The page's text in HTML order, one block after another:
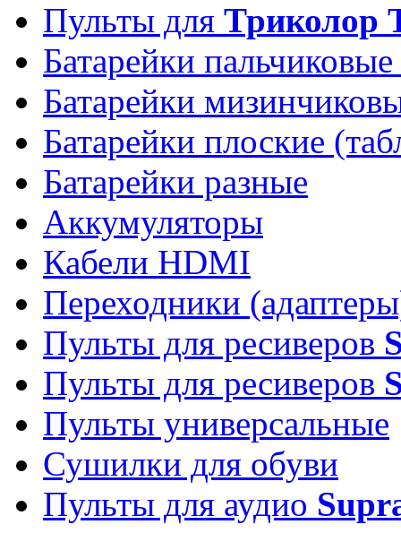
Пульты для Триколор
Батарейки
Батарейки
Батарейки плоские
Батарейки разные
Аккумуляторы
Кабели HDMI
Переходники
Пульты для ресиверов
Пульты для ресиверов
Пульты универсальные
Сушилки для обуви
Пульты для аудио